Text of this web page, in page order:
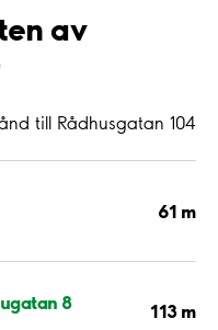
av
till Rådhusgatan 104
61 m
8 113 m